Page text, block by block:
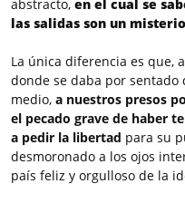
abstracto, en el cual se
las salidas son un
La única diferencia es que,
donde se daba por
medio, a nuestros presos
el pecado grave de haber
a pedir la libertad para su
desmoronado a los ojos
país feliz y orgulloso de la